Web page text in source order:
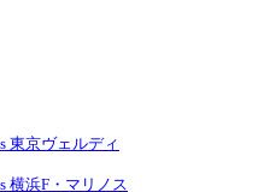
東京ヴェルディ
横浜F・マリノス